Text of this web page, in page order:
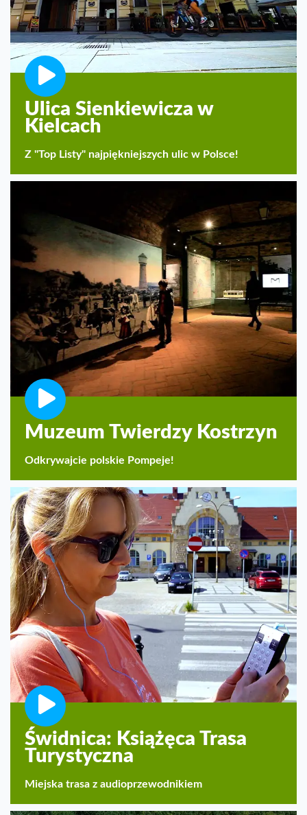
Ulica Sienkiewicza w
Kielcach
Z "Top Listy" najpiękniejszych ulic w Polsce!
Muzeum Twierdzy Kostrzyn
Odkrywajcie polskie Pompeje!
Świdnica: Książęca Trasa
Turystyczna
Miejska trasa z audioprzewodnikiem